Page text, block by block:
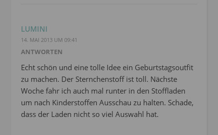
LUMINI
14. MAI 2013 UM 09:41
ANTWORTEN
Echt schön und eine tolle Idee ein Geburtstagsoutfit
zu machen. Der Sternchenstoff ist toll. Nächste
Woche fahr ich auch mal runter in den Stoffladen
um nach Kinderstoffen Ausschau zu halten. Schade,
dass der Laden nicht so viel Auswahl hat.